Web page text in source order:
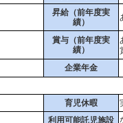
昇給（前年度実
績）
賞与（前年度実
績）
企業年金
育児休暇
利用可能託児施設